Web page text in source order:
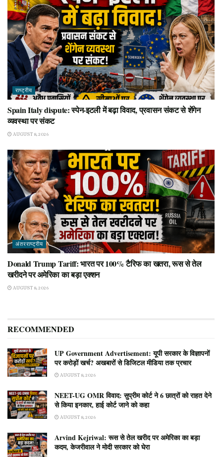
राष्ट्रीय
Spain Italy dispute: स्पेन-इटली में बढ़ा विवाद, प्रवासन संकट से शेंगेन
व्यवस्था पर संकट
AUGUST 8, 2026
अंतरराष्ट्रीय
Donald Trump Tariff: भारत पर 100% टैरिफ का खतरा, रूस से तेल
खरीदने पर अमेरिका का बड़ा एक्शन
AUGUST 8, 2026
RECOMMENDED
UP Government Advertisement: यूपी सरकार के विज्ञापनों
पर करोड़ों खर्च? अखबारों से डिजिटल मीडिया तक प्रचार
AUGUST 8, 2026
NEET-UG OMR विवाद: सुप्रीम कोर्ट ने 6 छात्रों को राहत देने
से किया इनकार, हाई कोर्ट जाने को कहा
AUGUST 8, 2026
Arvind Kejriwal: रूस से तेल खरीद पर अमेरिका का बड़ा
कदम, केजरीवाल ने मोदी सरकार को घेरा